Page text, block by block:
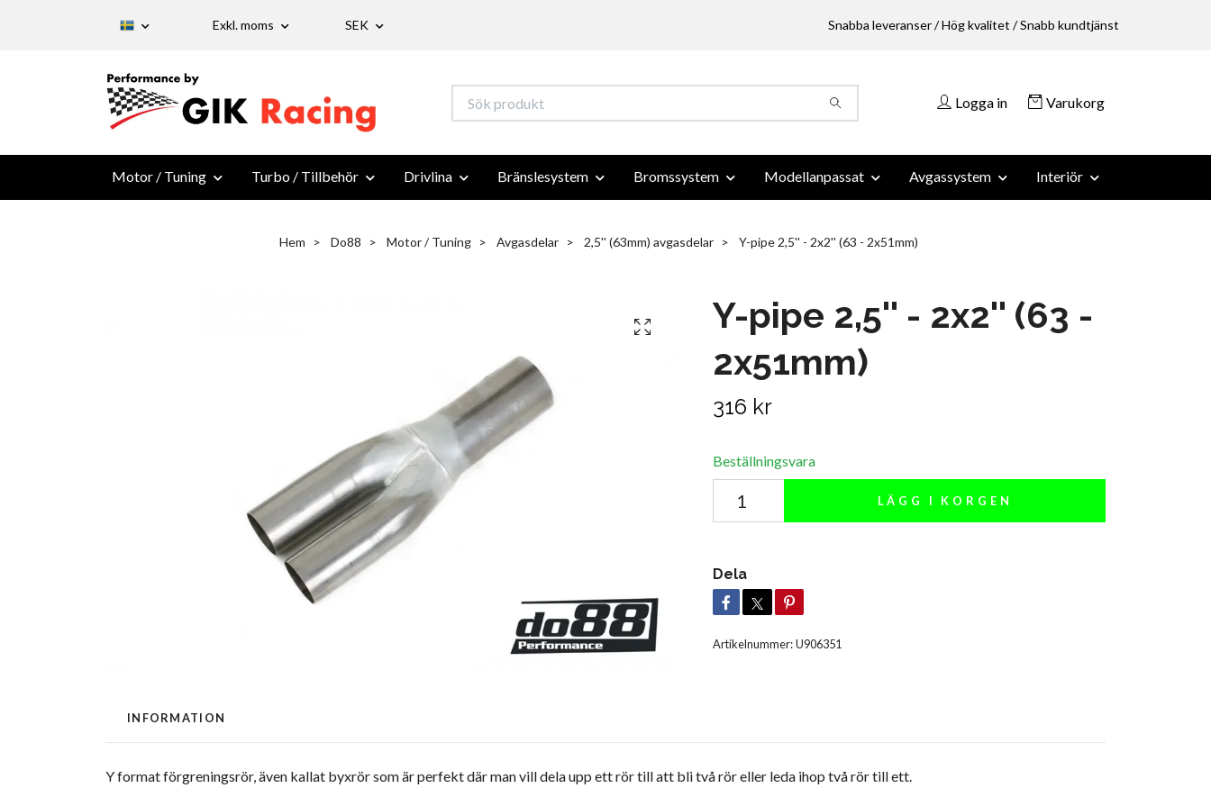
Exkl. moms SEK Snabba leveranser / Hög kvalitet / Snabb kundtjänst
Logga in Varukorg
Motor / Tuning Turbo / Tillbehör Drivlina Bränslesystem Bromssystem Modellanpassat Avgassystem Interiör
Hem Do88 Motor / Tuning Avgasdelar 2,5'' (63mm) avgasdelar Y-pipe 2,5'' - 2x2'' (63 - 2x51mm)
Y-pipe 2,5'' - 2x2'' (63 -
2x51mm)
316 kr
Beställningsvara
LÄGG I KORGEN
Dela
Artikelnummer:U906351
INFORMATION
Y format förgreningsrör, även kallat byxrör som är perfekt där man vill dela upp ett rör till att bli två rör eller leda ihop två rör till ett.